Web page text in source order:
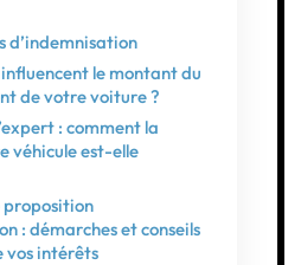
d’indemnisation
le montant du
de votre voiture ?
: comment la
véhicule est-elle
proposition
: démarches et conseils
vos intérêts